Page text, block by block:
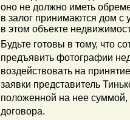
оно не должно иметь
в залог принимаются дом с
в этом объекте
Будьте готовы в тому, что
предъявить фотографии
воздействовать на
заявки представитель
положенной на нее
договора.